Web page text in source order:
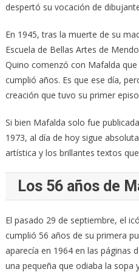
despertó su vocación de
En 1945, tras la muerte de su
Escuela de Bellas Artes de
Quino comenzó con Mafalda
cumplió años. Es que ese día,
creación que tuvo su primer
Si bien Mafalda solo fue
1973, al día de hoy sigue
artística y los brillantes textos
Los 56 años de
El pasado 29 de septiembre, el
cumplió 56 años de su primera
aparecía en 1964 en las páginas
una pequeña que odiaba la sopa